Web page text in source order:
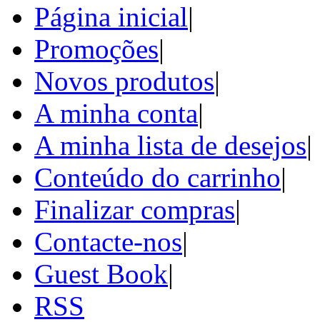
Página inicial|
Promoções|
Novos produtos|
A minha conta|
A minha lista de desejos|
Conteúdo do carrinho|
Finalizar compras|
Contacte-nos|
Guest Book|
RSS